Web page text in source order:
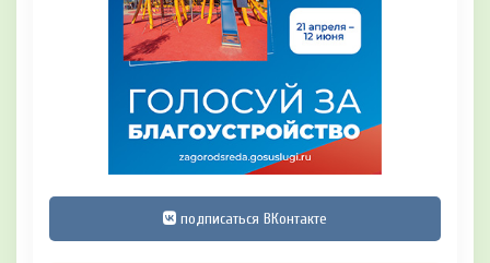
подписаться ВКонтакте